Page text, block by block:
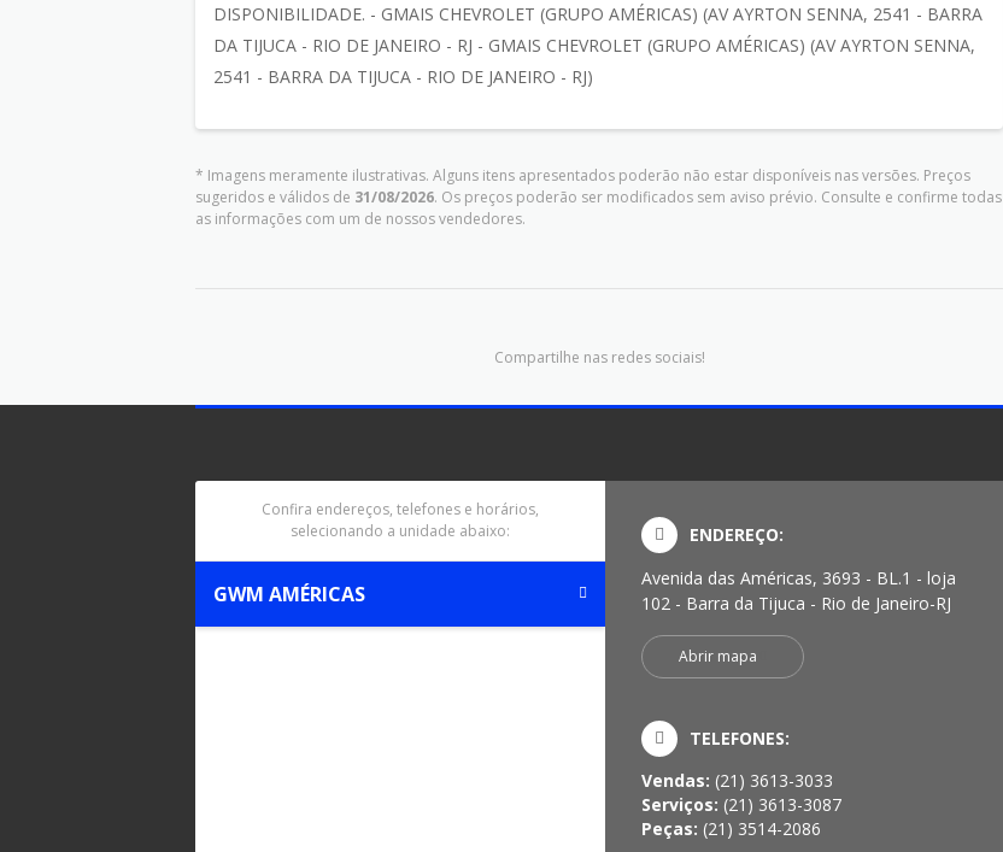
DISPONIBILIDADE. - GMAIS CHEVROLET (GRUPO AMÉRICAS) (AV AYRTON SENNA, 2541 - BARRA
DA TIJUCA - RIO DE JANEIRO - RJ - GMAIS CHEVROLET (GRUPO AMÉRICAS) (AV AYRTON SENNA,
2541 - BARRA DA TIJUCA - RIO DE JANEIRO - RJ)
* Imagens meramente ilustrativas. Alguns itens apresentados poderão não estar disponíveis nas versões. Preços
sugeridos e válidos de 31/08/2026. Os preços poderão ser modificados sem aviso prévio. Consulte e confirme todas
as informações com um de nossos vendedores.
Compartilhe nas redes sociais!
Confira endereços, telefones e horários,
selecionando a unidade abaixo:
GWM AMÉRICAS
ENDEREÇO:
Avenida das Américas, 3693 - BL.1 - loja
102 - Barra da Tijuca - Rio de Janeiro-RJ
Abrir mapa
TELEFONES:
Vendas: (21) 3613-3033
Serviços: (21) 3613-3087
Peças: (21) 3514-2086